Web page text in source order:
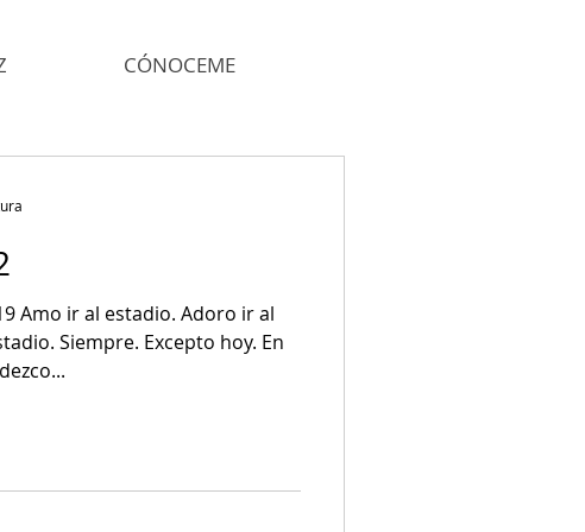
CÓNOCEME
Amo ir al estadio. Adoro ir al
Excepto hoy. En